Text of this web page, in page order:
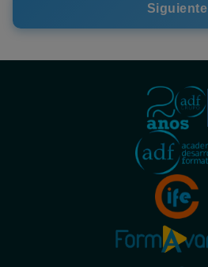
Siguiente